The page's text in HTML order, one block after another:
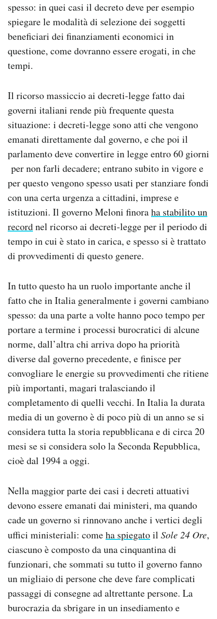
spesso: in quei casi il decreto deve per esempio
spiegare le modalità di selezione dei soggetti
beneficiari dei finanziamenti economici in
questione, come dovranno essere erogati, in che
tempi.
Il ricorso massiccio ai decreti-legge fatto dai
governi italiani rende più frequente questa
situazione: i decreti-legge sono atti che vengono
emanati direttamente dal governo, e che poi il
parlamento deve convertire in legge entro 60 giorni
per non farli decadere; entrano subito in vigore e
per questo vengono spesso usati per stanziare fondi
con una certa urgenza a cittadini, imprese e
istituzioni. Il governo Meloni finoraha stabilito un
recordnel ricorso ai decreti-legge per il periodo di
tempo in cui è stato in carica, e spesso si è trattato
di provvedimenti di questo genere.
In tutto questo ha un ruolo importante anche il
fatto che in Italia generalmente i governi cambiano
spesso: da una parte a volte hanno poco tempo per
portare a termine i processi burocratici di alcune
norme, dall’altra chi arriva dopo ha priorità
diverse dal governo precedente, e finisce per
convogliare le energie su provvedimenti che ritiene
più importanti, magari tralasciando il
completamento di quelli vecchi. In Italia la durata
media di un governo è di poco più di un anno se si
considera tutta la storia repubblicana e di circa 20
mesi se si considera solo la Seconda Repubblica,
cioè dal 1994 a oggi.
Nella maggior parte dei casi i decreti attuativi
devono essere emanati dai ministeri, ma quando
cade un governo si rinnovano anche i vertici degli
uffici ministeriali: comeha spiegatoil Sole 24 Ore,
ciascuno è composto da una cinquantina di
funzionari, che sommati su tutto il governo fanno
un migliaio di persone che deve fare complicati
passaggi di consegne ad altrettante persone. La
burocrazia da sbrigare in un insediamento e